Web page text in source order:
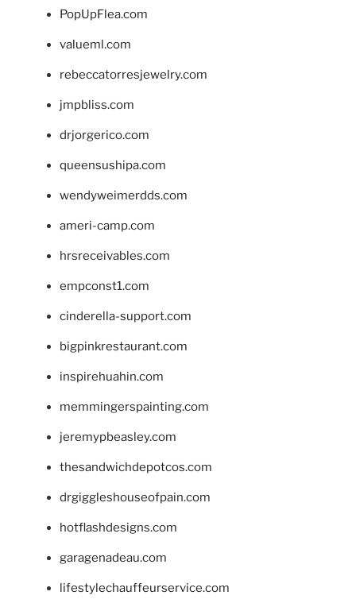
PopUpFlea.com
valueml.com
rebeccatorresjewelry.com
jmpbliss.com
drjorgerico.com
queensushipa.com
wendyweimerdds.com
ameri-camp.com
hrsreceivables.com
empconst1.com
cinderella-support.com
bigpinkrestaurant.com
inspirehuahin.com
memmingerspainting.com
jeremypbeasley.com
thesandwichdepotcos.com
drgiggleshouseofpain.com
hotflashdesigns.com
garagenadeau.com
lifestylechauffeurservice.com